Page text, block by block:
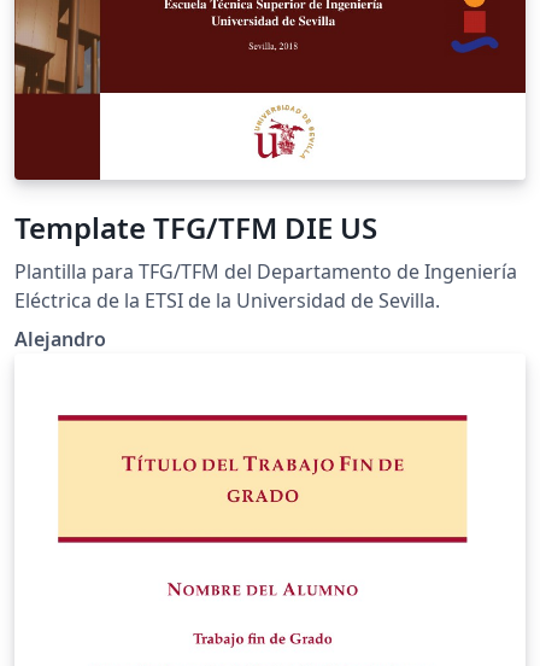
Template TFG/TFM DIE US
Plantilla para TFG/TFM del Departamento de Ingeniería
Eléctrica de la ETSI de la Universidad de Sevilla.
Alejandro